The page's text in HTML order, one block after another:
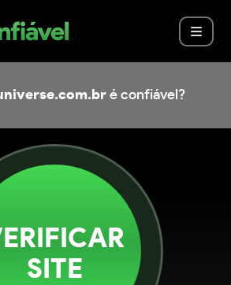
é confiável?
SITE